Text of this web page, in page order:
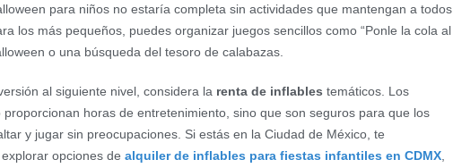
para niños no estaría completa sin actividades que mantengan a todos
los más pequeños, puedes organizar juegos sencillos como “Ponle la cola al
o una búsqueda del tesoro de calabazas.
al siguiente nivel, considera la renta de inflables temáticos. Los
proporcionan horas de entretenimiento, sino que son seguros para que los
y jugar sin preocupaciones. Si estás en la Ciudad de México, te
opciones de alquiler de inflables para fiestas infantiles en CDMX,